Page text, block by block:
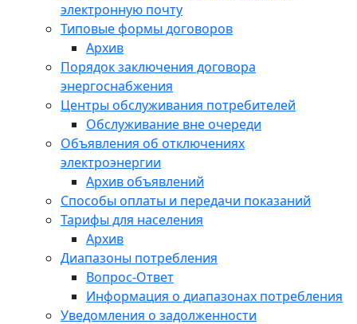
электронную почту
Типовые формы договоров
Архив
Порядок заключения договора
энергоснабжения
Центры обслуживания потребителей
Обслуживание вне очереди
Объявления об отключениях
электроэнергии
Архив объявлений
Способы оплаты и передачи показаний
Тарифы для населения
Архив
Диапазоны потребления
Вопрос-Ответ
Информация о диапазонах потребления
Уведомления о задолженности